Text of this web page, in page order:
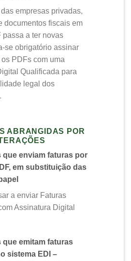
empresas privadas,
documentos fiscais em
passa a ter novas
se obrigatório assinar
PDFs com uma
Qualificada para
legal dos
ABRANGIDAS POR
que enviam faturas por
em substituição das
a enviar Faturas
Assinatura Digital
que emitam faturas
sistema EDI –